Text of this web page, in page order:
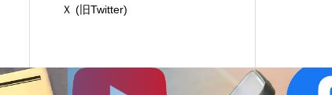
Ｘ (旧Twitter)